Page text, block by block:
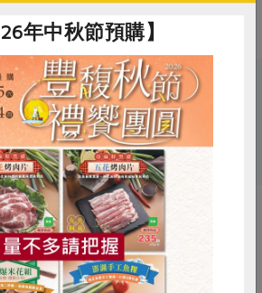
食用
關鍵字
# 即食料理 # 豬肉
能有興趣的產品
食譜 減硝酸鹽
安 共同購買
年中秋節預購】